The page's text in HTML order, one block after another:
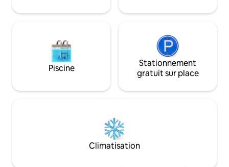
la pêche et la navigation de plaisance.
doivent être à
Piscine
Stationnement
gratuit sur place
Climatisation